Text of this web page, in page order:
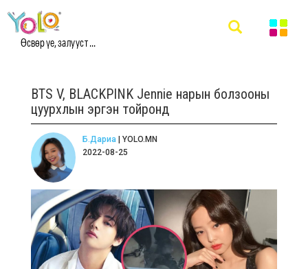
Өсвөр үе, залууст ...
BTS V, BLACKPINK Jennie нарын болзооны
цуурхлын эргэн тойронд
Б.Дариа| YOLO.MN
2022-08-25